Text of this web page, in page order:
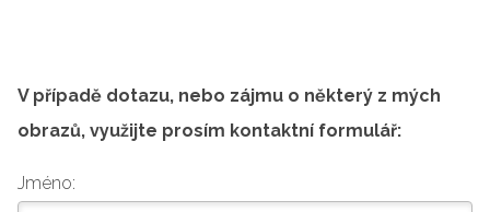
V případě dotazu, nebo zájmu o některý z mých
obrazů, využijte prosím kontaktní formulář:
Jméno: